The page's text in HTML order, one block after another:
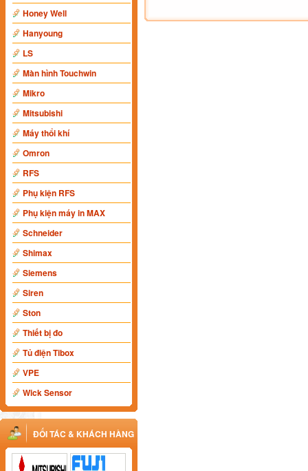
Honey Well
Hanyoung
LS
Màn hình Touchwin
Mikro
Mitsubishi
Máy thổi khí
Omron
RFS
Phụ kiện RFS
Phụ kiện máy in MAX
Schneider
Shimax
Siemens
Siren
Ston
Thiết bị đo
Tủ điện Tibox
VPE
Wick Sensor
ĐỐI TÁC & KHÁCH HÀNG